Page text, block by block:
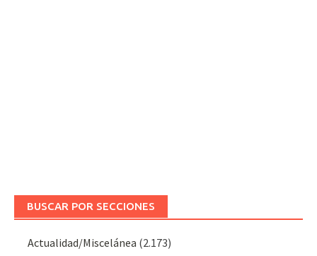
BUSCAR POR SECCIONES
Actualidad/Miscelánea (2.173)